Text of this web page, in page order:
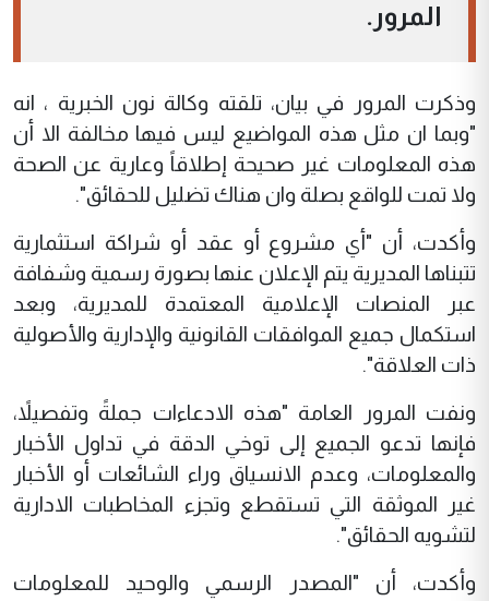
المرور.
وذكرت المرور في بيان، تلقته وكالة نون الخبرية ، انه
"وبما ان مثل هذه المواضيع ليس فيها مخالفة الا أن
هذه المعلومات غير صحيحة إطلاقاً وعارية عن الصحة
ولا تمت للواقع بصلة وان هناك تضليل للحقائق".
وأكدت، أن "أي مشروع أو عقد أو شراكة استثمارية
تتبناها المديرية يتم الإعلان عنها بصورة رسمية وشفافة
عبر المنصات الإعلامية المعتمدة للمديرية، وبعد
استكمال جميع الموافقات القانونية والإدارية والأصولية
ذات العلاقة".
ونفت المرور العامة "هذه الادعاءات جملةً وتفصيلاً،
فإنها تدعو الجميع إلى توخي الدقة في تداول الأخبار
والمعلومات، وعدم الانسياق وراء الشائعات أو الأخبار
غير الموثقة التي تستقطع وتجزء المخاطبات الادارية
لتشويه الحقائق".
وأكدت، أن "المصدر الرسمي والوحيد للمعلومات